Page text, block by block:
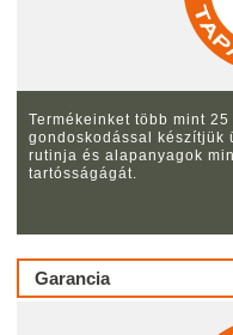
Termékeinket több mint
gondoskodással készítjük
rutinja és alapanyagok
tartósságágát.
Garancia